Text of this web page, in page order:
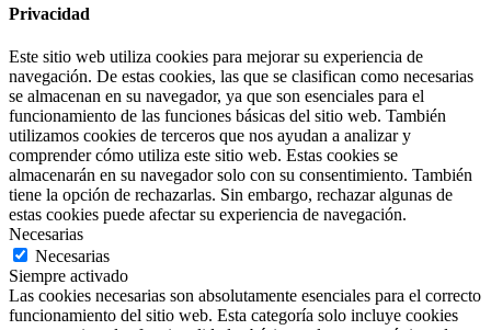
Privacidad
Este sitio web utiliza cookies para mejorar su experiencia de
navegación. De estas cookies, las que se clasifican como necesarias
se almacenan en su navegador, ya que son esenciales para el
funcionamiento de las funciones básicas del sitio web. También
utilizamos cookies de terceros que nos ayudan a analizar y
comprender cómo utiliza este sitio web. Estas cookies se
almacenarán en su navegador solo con su consentimiento. También
tiene la opción de rechazarlas. Sin embargo, rechazar algunas de
estas cookies puede afectar su experiencia de navegación.
Necesarias
Necesarias
Siempre activado
Las cookies necesarias son absolutamente esenciales para el correcto
funcionamiento del sitio web. Esta categoría solo incluye cookies